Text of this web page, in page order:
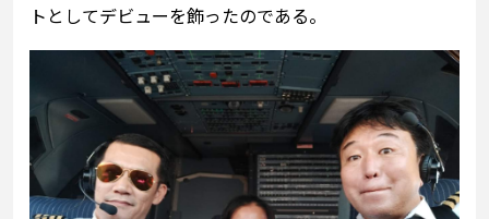
トとしてデビューを飾ったのである。